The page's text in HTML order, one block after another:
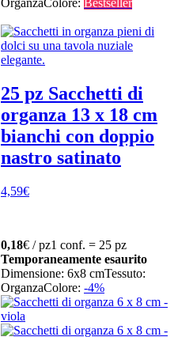
OrganzaColore: Bestseller
25 pz Sacchetti di
organza 13 x 18 cm
bianchi con doppio
nastro satinato
4,59€
0,18€ / pz1 conf. = 25 pz
Temporaneamente esaurito
Dimensione: 6x8 cmTessuto:
OrganzaColore: -4%